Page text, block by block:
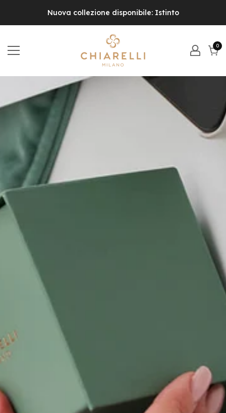
Nuova collezione disponibile: Istinto
00